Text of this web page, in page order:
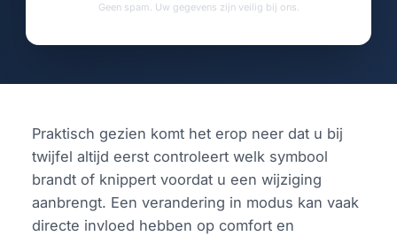
Geen spam. Uw gegevens zijn veilig bij ons.
Praktisch gezien komt het erop neer dat u bij
twijfel altijd eerst controleert welk symbool
brandt of knippert voordat u een wijziging
aanbrengt. Een verandering in modus kan vaak
directe invloed hebben op comfort en